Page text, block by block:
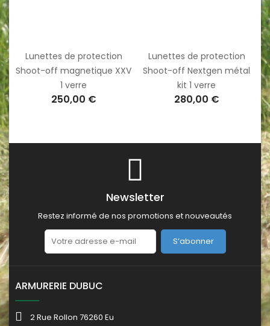
Lunettes de protection
Shoot-off magnetique XXV
1 verre
250,00 €
Lunettes de protection
Shoot-off Nextgen métal
kit 1 verre
280,00 €
Newsletter
Restez informé de nos promotions et nouveautés
S’abonner
ARMURERIE DUBUC
2 Rue Rollon 76260 Eu